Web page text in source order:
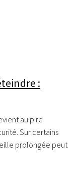
:
au pire
Sur certains
prolongée peut